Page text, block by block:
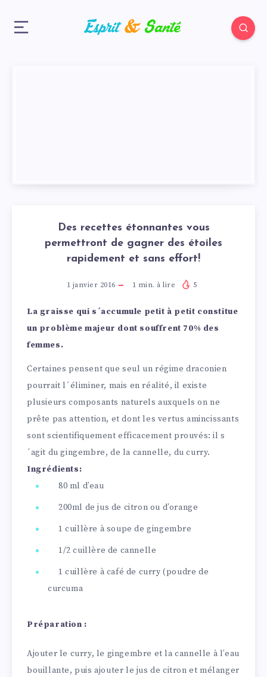
Des recettes étonnantes vous
permettront de gagner des étoiles
rapidement et sans effort!
1 janvier 2016 1 min. à lire 5
La graisse qui s´accumule petit à petit constitue
un problème majeur dont souffrent 70% des
femmes.
Certaines pensent que seul un régime draconien
pourrait l´éliminer, mais en réalité, il existe
plusieurs composants naturels auxquels on ne
prête pas attention, et dont les vertus amincissants
sont scientifiquement efficacement prouvés: il s
´agit du gingembre, de la cannelle, du curry.
Ingrédients:
80 ml d’eau
200ml de jus de citron ou d’orange
1 cuillère à soupe de gingembre
1/2 cuillère de cannelle
1 cuillère à café de curry (poudre de
curcuma
Préparation :
Ajouter le curry, le gingembre et la cannelle à l’eau
bouillante, puis ajouter le jus de citron et mélanger